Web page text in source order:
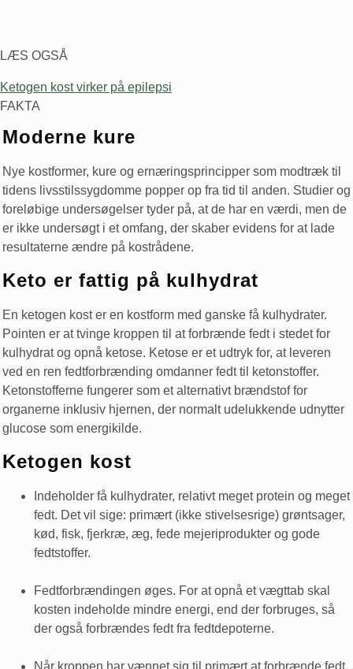
LÆS OGSÅ
Ketogen kost virker på epilepsi
FAKTA
Moderne kure
Nye kostformer, kure og ernæringsprincipper som modtræk til
tidens livsstilssygdomme popper op fra tid til anden. Studier og
foreløbige undersøgelser tyder på, at de har en værdi, men de
er ikke undersøgt i et omfang, der skaber evidens for at lade
resultaterne ændre på kostrådene.
Keto er fattig på kulhydrat
En ketogen kost er en kostform med ganske få kulhydrater.
Pointen er at tvinge kroppen til at forbrænde fedt i stedet for
kulhydrat og opnå ketose. Ketose er et udtryk for, at leveren
ved en ren fedtforbrænding omdanner fedt til ketonstoffer.
Ketonstofferne fungerer som et alternativt brændstof for
organerne inklusiv hjernen, der normalt udelukkende udnytter
glucose som energikilde.
Ketogen kost
Indeholder få kulhydrater, relativt meget protein og meget
fedt. Det vil sige: primært (ikke stivelsesrige) grøntsager,
kød, fisk, fjerkræ, æg, fede mejeriprodukter og gode
fedtstoffer.
Fedtforbrændingen øges. For at opnå et vægttab skal
kosten indeholde mindre energi, end der forbruges, så
der også forbrændes fedt fra fedtdepoterne.
Når kroppen har vænnet sig til primært at forbrænde fedt,